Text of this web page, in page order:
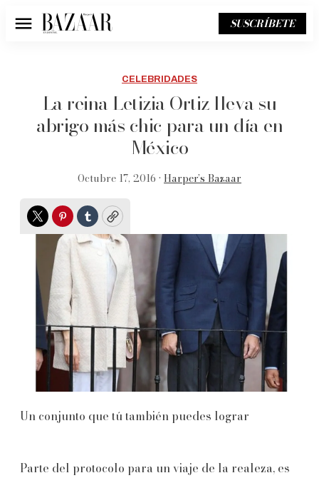
Menú SUSCRÍBETE
CELEBRIDADES
La reina Letizia Ortiz lleva su
abrigo más chic para un día en
México
Octubre 17, 2016 • Harper’s Bazaar
TwitterPinterest
TumblrCopy
Un conjunto que tú también puedes lograr
Parte del protocolo para un viaje de la realeza, es